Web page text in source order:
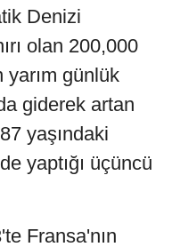
Denizi
olan 200,000
yarım günlük
giderek artan
yaşındaki
yaptığı üçüncü
Fransa'nın